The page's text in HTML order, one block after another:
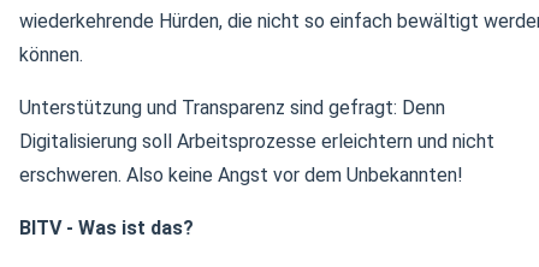
wiederkehrende Hürden, die nicht so einfach bewältigt
können.
Unterstützung und Transparenz sind gefragt: Denn
Digitalisierung soll Arbeitsprozesse erleichtern und nicht
erschweren. Also keine Angst vor dem Unbekannten!
BITV - Was ist das?